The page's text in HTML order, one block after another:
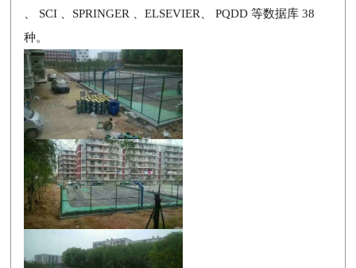
、 SCI 、SPRINGER 、ELSEVIER、 PQDD 等数据库 38
种。